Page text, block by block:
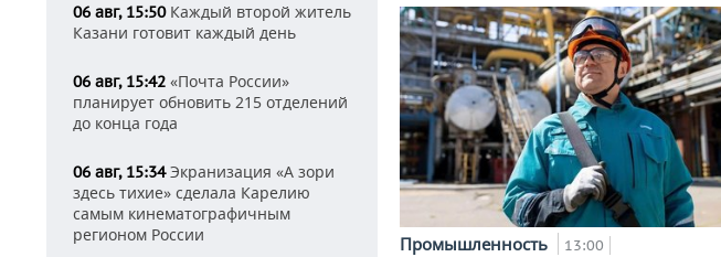
06 авг, 15:50Каждый второй житель
Казани готовит каждый день
06 авг, 15:42 «Почта России»
планирует обновить 215 отделений
до конца года
06 авг, 15:34Экранизация «А зори
здесь тихие» сделала Карелию
самым кинематографичным
регионом России
Промышленность 13:00